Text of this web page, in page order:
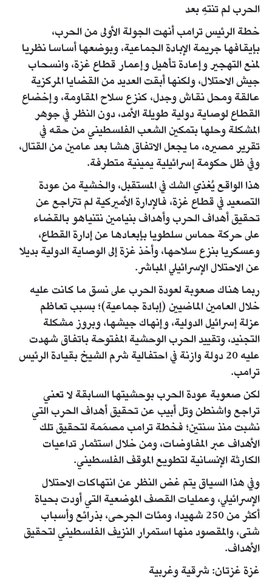
الحرب لم تنتهِ بعد
خطة الرئيس ترامب أنهت الجولة الأولى من الحرب،
بإيقافها جريمة الإبادة الجماعية، وبوضعها أساسا نظريا
لمنع التهجير وإعادة تأهيل وإعمار قطاع غزة، وانسحاب
جيش الاحتلال، ولكنها أبقت العديد من القضايا المركزية
عالقة ومحل نقاش وجدل، كنزع سلاح المقاومة، وإخضاع
القطاع لوصاية دولية طويلة الأمد، دون النظر في جوهر
المشكلة وحلها بتمكين الشعب الفلسطيني من حقه في
تقرير مصيره، ما يجعل الاتفاق هشا بعد عامين من القتال،
وفي ظل حكومة إسرائيلية يمينية متطرفة.
هذا الواقع يُغذي الشك في المستقبل، والخشية من عودة
التصعيد في قطاع غزة، فالإدارة الأميركية لم تتراجع عن
تحقيق أهداف الحرب وأهداف بنيامين نتنياهو بالقضاء
على حركة حماس سلطويا بإبعادها عن إدارة القطاع،
وعسكريا بنزع سلاحها، وأخذ غزة إلى الوصاية الدولية بديلا
عن الاحتلال الإسرائيلي المباشر.
ربما هناك صعوبة لعودة الحرب على نسق ما كانت عليه
خلال العامين الماضيين (إبادة جماعية)؛ بسبب تعاظم
عزلة إسرائيل الدولية، وإنهاك جيشها، وبروز مشكلة
التجنيد، وتقييد الحرب الوحشية المفتوحة باتفاق شهدت
عليه 20 دولة وازنة في احتفالية شرم الشيخ بقيادة الرئيس
ترامب.
لكن صعوبة عودة الحرب بوحشيتها السابقة لا تعني
تراجع واشنطن وتل أبيب عن تحقيق أهداف الحرب التي
نشبت منذ سنتين؛ فخطة ترامب مصمَمة لتحقيق تلك
الأهداف عبر المفاوضات، ومن خلال استثمار تداعيات
الكارثة الإنسانية لتطويع الموقف الفلسطيني.
وفي هذا السياق يتم غض النظر عن انتهاكات الاحتلال
الإسرائيلي، وعمليات القصف الموضعية التي أودت بحياة
أكثر من 250 شهيدا، ومئات الجرحى، بذرائع وأسباب
شتى، والمقصود منها استمرار النزيف الفلسطيني لتحقيق
الأهداف.
غزة غزتان: شرقية وغربية